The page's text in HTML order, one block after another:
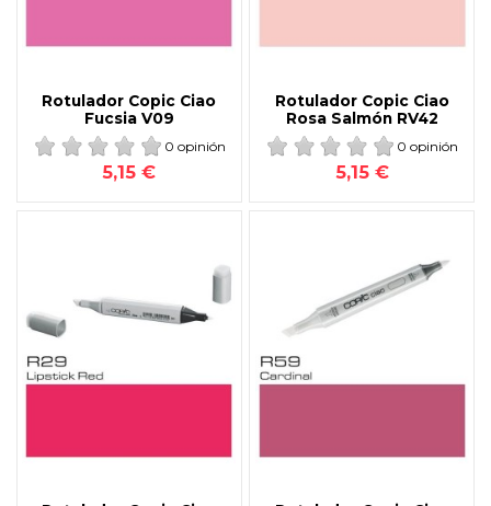
Rotulador Copic Ciao
Fucsia V09
0 opinión
5,15 €
Rotulador Copic Ciao
Rosa Salmón RV42
0 opinión
5,15 €